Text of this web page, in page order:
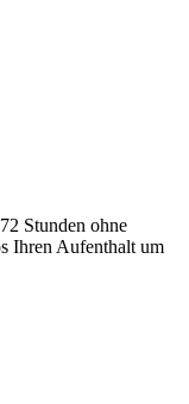
Stunden ohne
Ihren Aufenthalt um